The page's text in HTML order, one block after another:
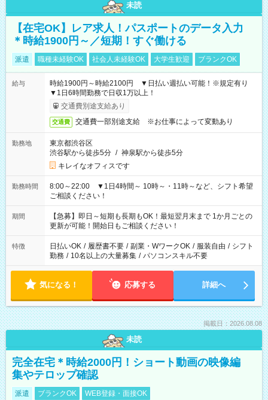
未読
【在宅OK】レア求人！パスポートのデータ入力
＊時給1900円～／短期！すぐ働ける
派遣 職種未経験OK 社会人未経験OK 大学生歓迎 ブランクOK
給与
時給1900円～時給2100円 ▼日払い週払い可能！※規定有り
▼1日6時間勤務で日収1万以上！
交通費別途支給あり
交通費 交通費一部別途支給 ※お仕事によって変動あり
勤務地
東京都渋谷区
渋谷駅から徒歩5分 / 神泉駅から徒歩5分
キレイなオフィスです
勤務時間
8:00～22:00 ▼1日4時間～ 10時～・11時～など、シフト希望
ご相談ください！
期間
【急募】即日～短期も長期もOK！最短翌月末まで 1か月ごとの
更新が可能！開始日もご相談ください！
特徴 日払いOK / 履歴書不要 / 副業・WワークOK / 服装自由 / シフト
勤務 / 10名以上の大量募集 / パソコンスキル不要
気になる！ 応募する 詳細へ
掲載日：2026.08.08
未読
完全在宅＊時給2000円！ショート動画の映像編
集やテロップ確認
派遣 ブランクOK WEB登録・面接OK